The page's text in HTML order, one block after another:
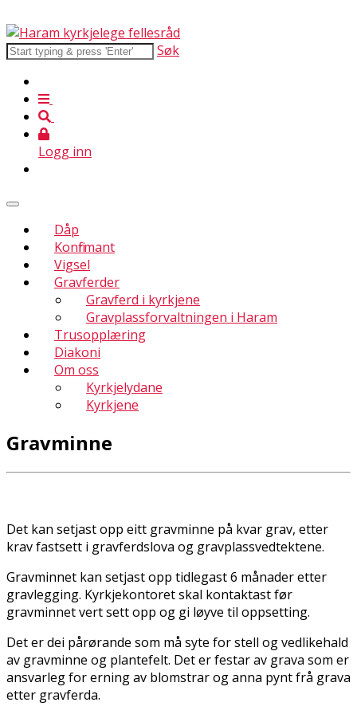
Søk
Logg inn
Dåp
Konfirmant
Vigsel
Gravferder
Gravferd i kyrkjene
Gravplassforvaltningen i Haram
Trusopplæring
Diakoni
Om oss
Kyrkjelydane
Kyrkjene
Gravminne
Det kan setjast opp eitt gravminne på kvar grav, etter
krav fastsett i gravferdslova og gravplassvedtektene.
Gravminnet kan setjast opp tidlegast 6 månader etter
gravlegging. Kyrkjekontoret skal kontaktast før
gravminnet vert sett opp og gi løyve til oppsetting.
Det er dei pårørande som må syte for stell og vedlikehald
av gravminne og plantefelt. Det er festar av grava som er
ansvarleg for fierning av blomstrar og anna pynt frå grava
etter gravferda.